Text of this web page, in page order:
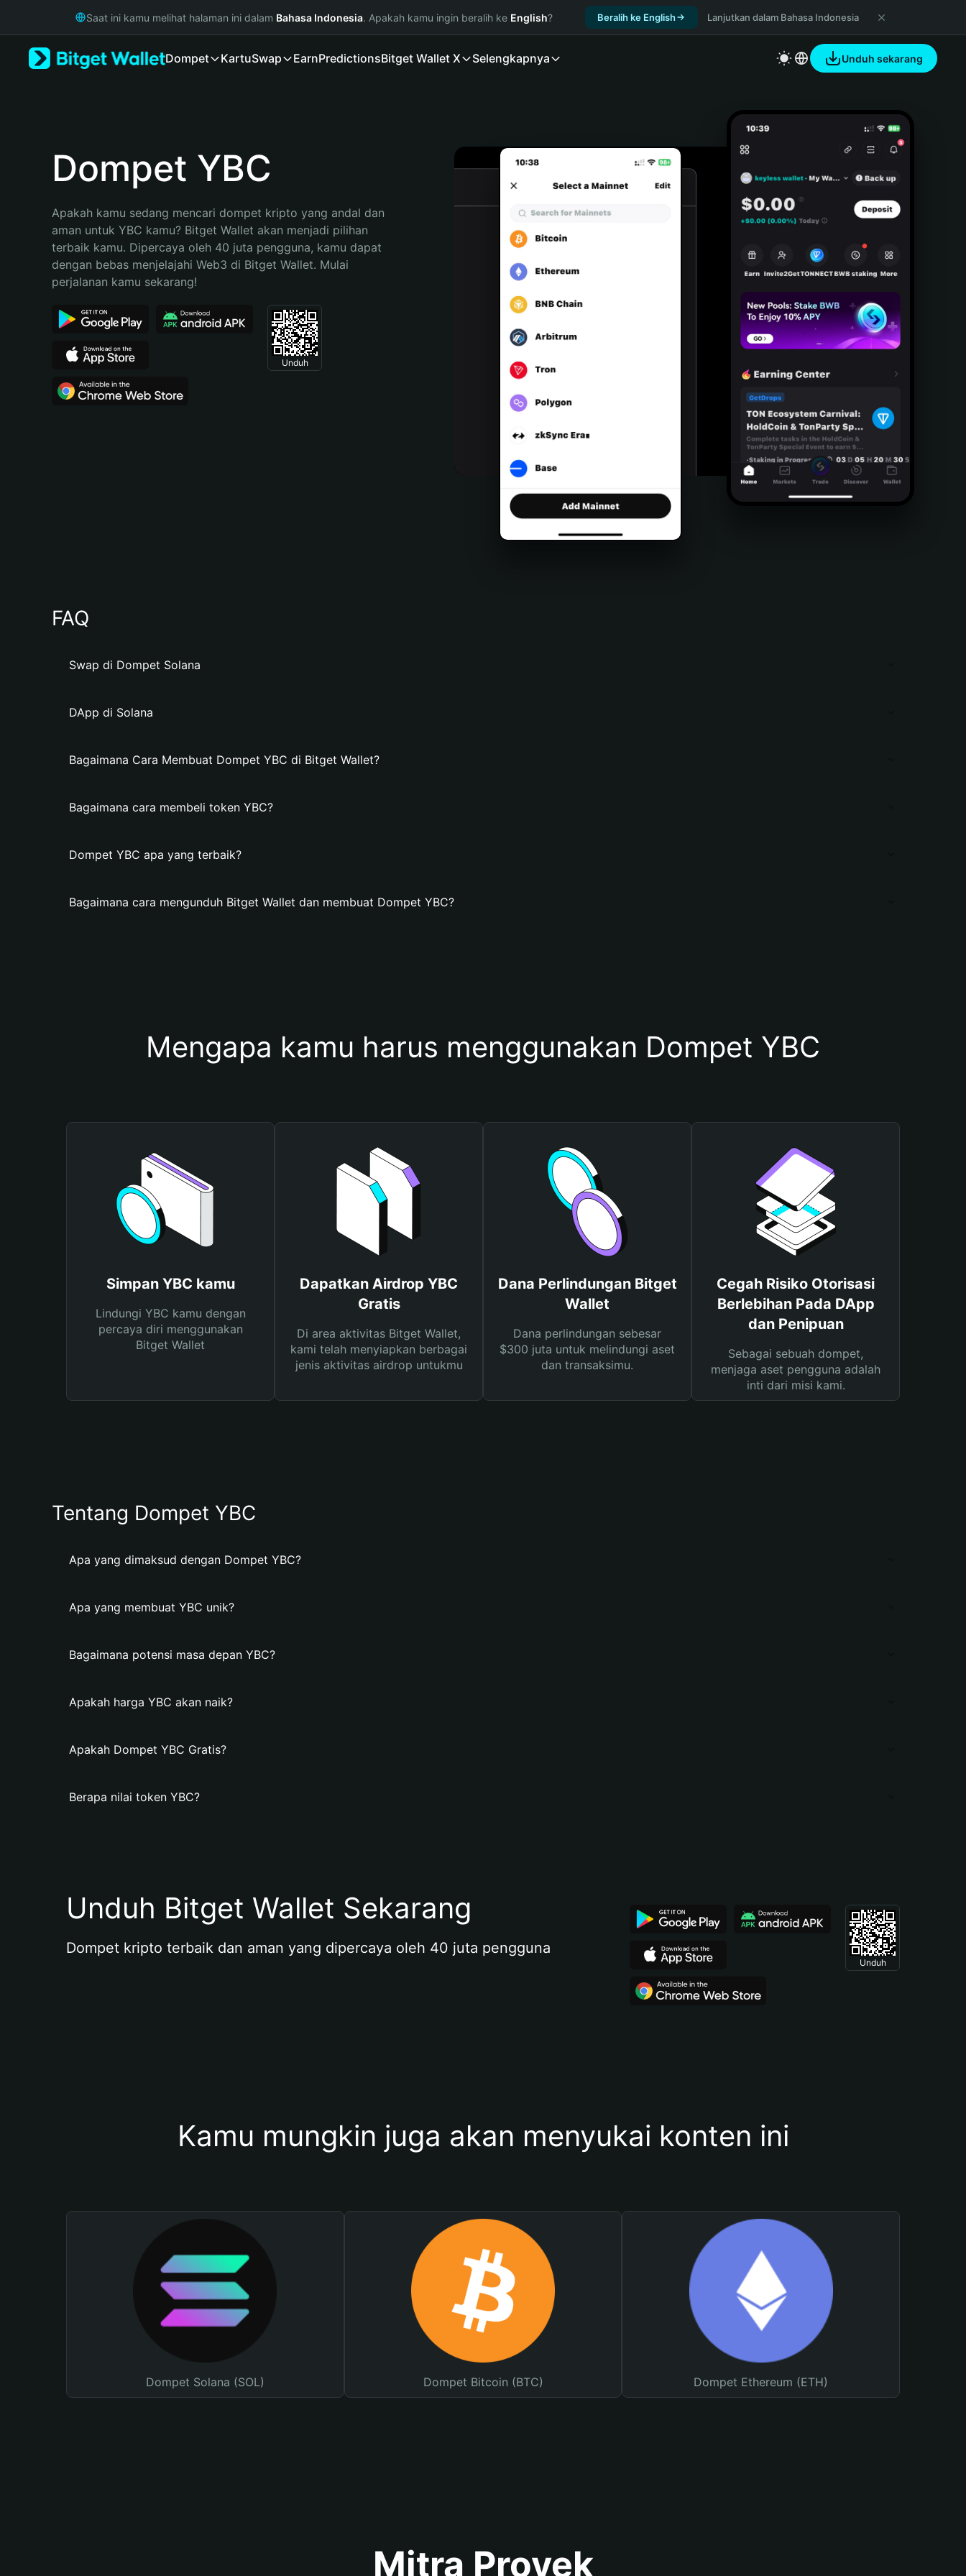
Русский
Bahasa Indonesia
Español (Argentina)
Saat ini kamu melihat halaman ini dalam Bahasa Indonesia. Apakah kamu ingin beralih ke English? Beralih ke English Lanjutkan dalam Bahasa Indonesia
Dompet KartuSwap EarnPredictionsBitget Wallet X Selengkapnya Unduh sekarang
Dompet YBC
Apakah kamu sedang mencari dompet kripto yang andal dan
aman untuk YBC kamu? Bitget Wallet akan menjadi pilihan
terbaik kamu. Dipercaya oleh 40 juta pengguna, kamu dapat
dengan bebas menjelajahi Web3 di Bitget Wallet. Mulai
perjalanan kamu sekarang!
Unduh
FAQ
Swap di Dompet Solana
DApp di Solana
Bagaimana Cara Membuat Dompet YBC di Bitget Wallet?
Bagaimana cara membeli token YBC?
Dompet YBC apa yang terbaik?
Bagaimana cara mengunduh Bitget Wallet dan membuat Dompet YBC?
Mengapa kamu harus menggunakan Dompet YBC
Simpan YBC kamu
Lindungi YBC kamu dengan
percaya diri menggunakan
Bitget Wallet
Dapatkan Airdrop YBC
Gratis
Di area aktivitas Bitget Wallet,
kami telah menyiapkan berbagai
jenis aktivitas airdrop untukmu
Dana Perlindungan Bitget
Wallet
Dana perlindungan sebesar
$300 juta untuk melindungi aset
dan transaksimu.
Cegah Risiko Otorisasi
Berlebihan Pada DApp
dan Penipuan
Sebagai sebuah dompet,
menjaga aset pengguna adalah
inti dari misi kami.
Tentang Dompet YBC
Apa yang dimaksud dengan Dompet YBC?
Apa yang membuat YBC unik?
Bagaimana potensi masa depan YBC?
Apakah harga YBC akan naik?
Apakah Dompet YBC Gratis?
Berapa nilai token YBC?
Unduh Bitget Wallet Sekarang
Dompet kripto terbaik dan aman yang dipercaya oleh 40 juta pengguna
Unduh
Kamu mungkin juga akan menyukai konten ini
Dompet Solana (SOL) Dompet Bitcoin (BTC) Dompet Ethereum (ETH)
Mitra Proyek